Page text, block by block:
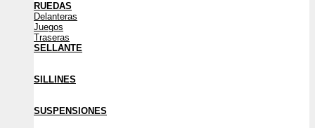
RUEDAS
Delanteras
Juegos
Traseras
SELLANTE
SILLINES
SUSPENSIONES